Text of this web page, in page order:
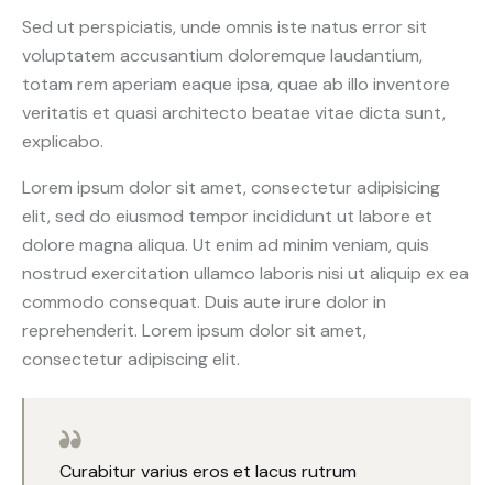
Sed ut perspiciatis, unde omnis iste natus error sit
voluptatem accusantium doloremque laudantium,
totam rem aperiam eaque ipsa, quae ab illo inventore
veritatis et quasi architecto beatae vitae dicta sunt,
explicabo.
Lorem ipsum dolor sit amet, consectetur adipisicing
elit, sed do eiusmod tempor incididunt ut labore et
dolore magna aliqua. Ut enim ad minim veniam, quis
nostrud exercitation ullamco laboris nisi ut aliquip ex ea
commodo consequat. Duis aute irure dolor in
reprehenderit. Lorem ipsum dolor sit amet,
consectetur adipiscing elit.
Curabitur varius eros et lacus rutrum